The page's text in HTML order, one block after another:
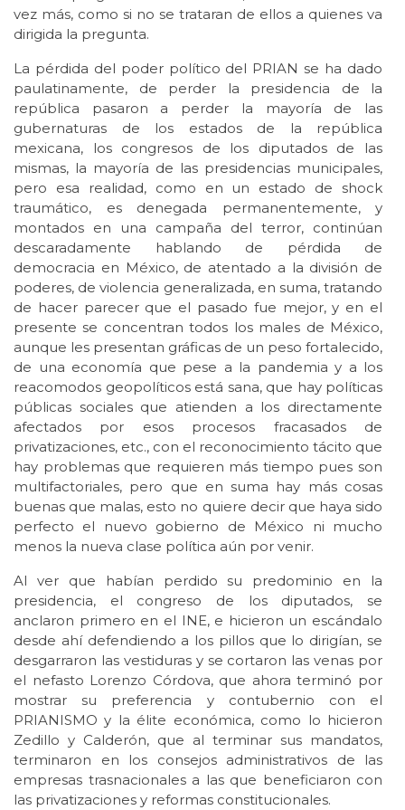
vez más, como si no se trataran de ellos a quienes va
dirigida la pregunta.
La pérdida del poder político del PRIAN se ha dado
paulatinamente, de perder la presidencia de la
república pasaron a perder la mayoría de las
gubernaturas de los estados de la república
mexicana, los congresos de los diputados de las
mismas, la mayoría de las presidencias municipales,
pero esa realidad, como en un estado de shock
traumático, es denegada permanentemente, y
montados en una campaña del terror, continúan
descaradamente hablando de pérdida de
democracia en México, de atentado a la división de
poderes, de violencia generalizada, en suma, tratando
de hacer parecer que el pasado fue mejor, y en el
presente se concentran todos los males de México,
aunque les presentan gráficas de un peso fortalecido,
de una economía que pese a la pandemia y a los
reacomodos geopolíticos está sana, que hay políticas
públicas sociales que atienden a los directamente
afectados por esos procesos fracasados de
privatizaciones, etc., con el reconocimiento tácito que
hay problemas que requieren más tiempo pues son
multifactoriales, pero que en suma hay más cosas
buenas que malas, esto no quiere decir que haya sido
perfecto el nuevo gobierno de México ni mucho
menos la nueva clase política aún por venir.
Al ver que habían perdido su predominio en la
presidencia, el congreso de los diputados, se
anclaron primero en el INE, e hicieron un escándalo
desde ahí defendiendo a los pillos que lo dirigían, se
desgarraron las vestiduras y se cortaron las venas por
el nefasto Lorenzo Córdova, que ahora terminó por
mostrar su preferencia y contubernio con el
PRIANISMO y la élite económica, como lo hicieron
Zedillo y Calderón, que al terminar sus mandatos,
terminaron en los consejos administrativos de las
empresas trasnacionales a las que beneficiaron con
las privatizaciones y reformas constitucionales.